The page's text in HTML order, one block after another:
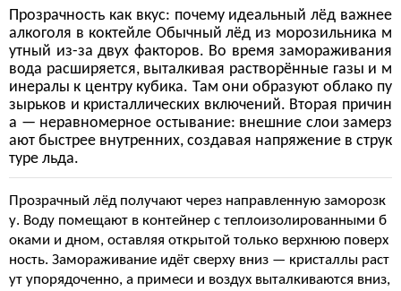
Прозрачность как вкус: почему идеальный лёд важнее
алкоголя в коктейле Обычный лёд из морозильника м
утный из-за двух факторов. Во время замораживания
вода расширяется, выталкивая растворённые газы и м
инералы к центру кубика. Там они образуют облако пу
зырьков и кристаллических включений. Вторая причин
а — неравномерное остывание: внешние слои замерз
ают быстрее внутренних, создавая напряжение в струк
туре льда.
Прозрачный лёд получают через направленную заморозк
у. Воду помещают в контейнер с теплоизолированными б
оками и дном, оставляя открытой только верхнюю поверх
ность. Замораживание идёт сверху вниз — кристаллы раст
ут упорядоченно, а примеси и воздух выталкиваются вниз,